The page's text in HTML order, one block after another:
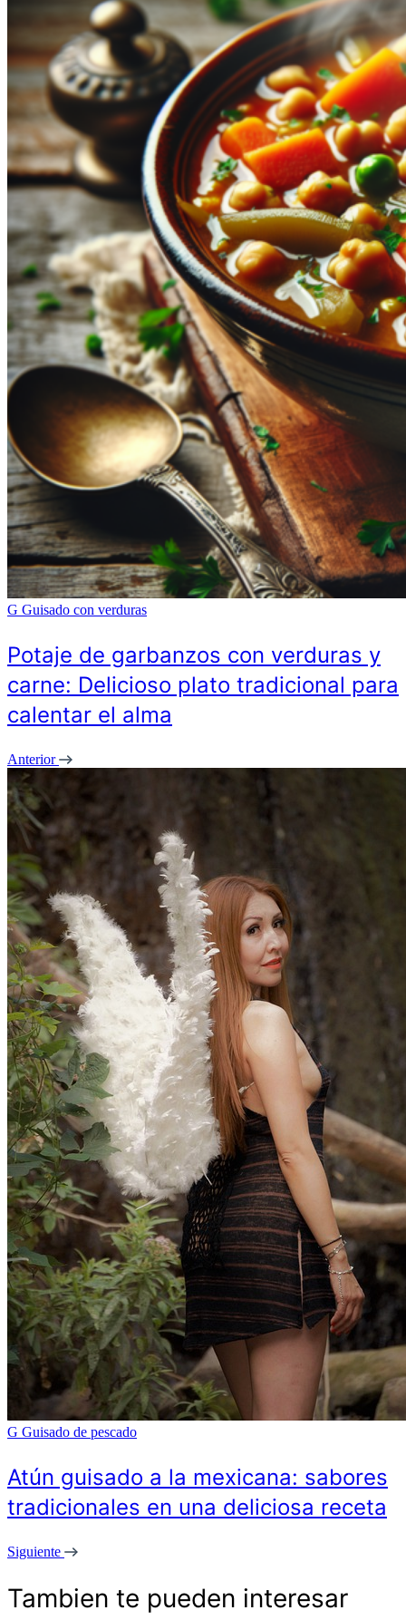
G Guisado con verduras
Potaje de garbanzos con verduras y
carne: Delicioso plato tradicional para
calentar el alma
Anterior
G Guisado de pescado
Atún guisado a la mexicana: sabores
tradicionales en una deliciosa receta
Siguiente
Tambien te pueden interesar